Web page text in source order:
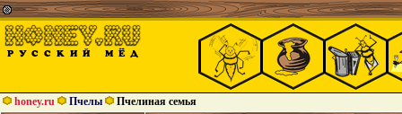
honey.ru Пчелы
Пчелиная семья